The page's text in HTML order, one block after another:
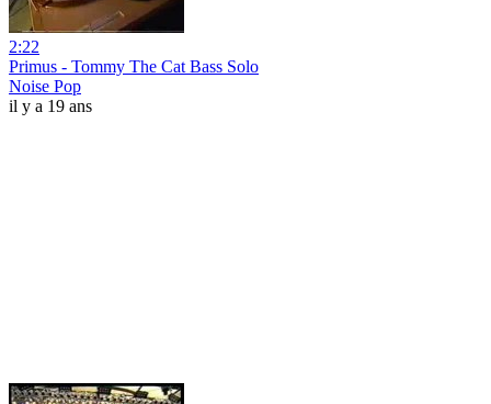
2:22
Primus - Tommy The Cat Bass Solo
Noise Pop
il y a 19 ans